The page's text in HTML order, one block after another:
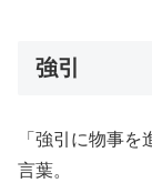
強引
「強引に物事
言葉。